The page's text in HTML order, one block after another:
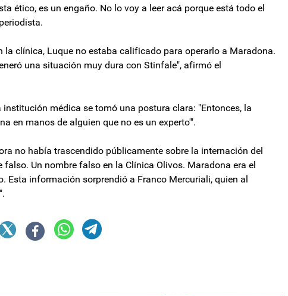
ético, es un engaño. No lo voy a leer acá porque está todo el
la clínica, Luque no estaba calificado para operarlo a Maradona.
una situación muy dura con Stinfale", afirmó el
institución médica se tomó una postura clara: "Entonces, la
en manos de alguien que no es un experto'".
no había trascendido públicamente sobre la internación del
Un nombre falso en la Clínica Olivos. Maradona era el
Esta información sorprendió a Franco Mercuriali, quien al